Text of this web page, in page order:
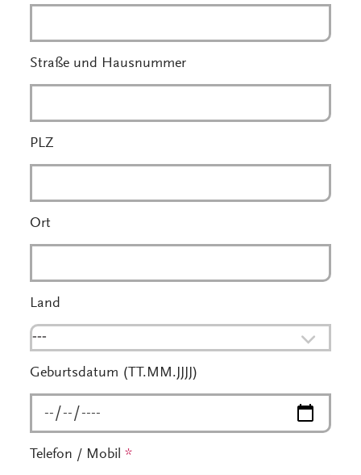
Straße und Hausnummer
PLZ
Ort
Land
---
Geburtsdatum (TT.MM.JJJJ)
Telefon / Mobil*